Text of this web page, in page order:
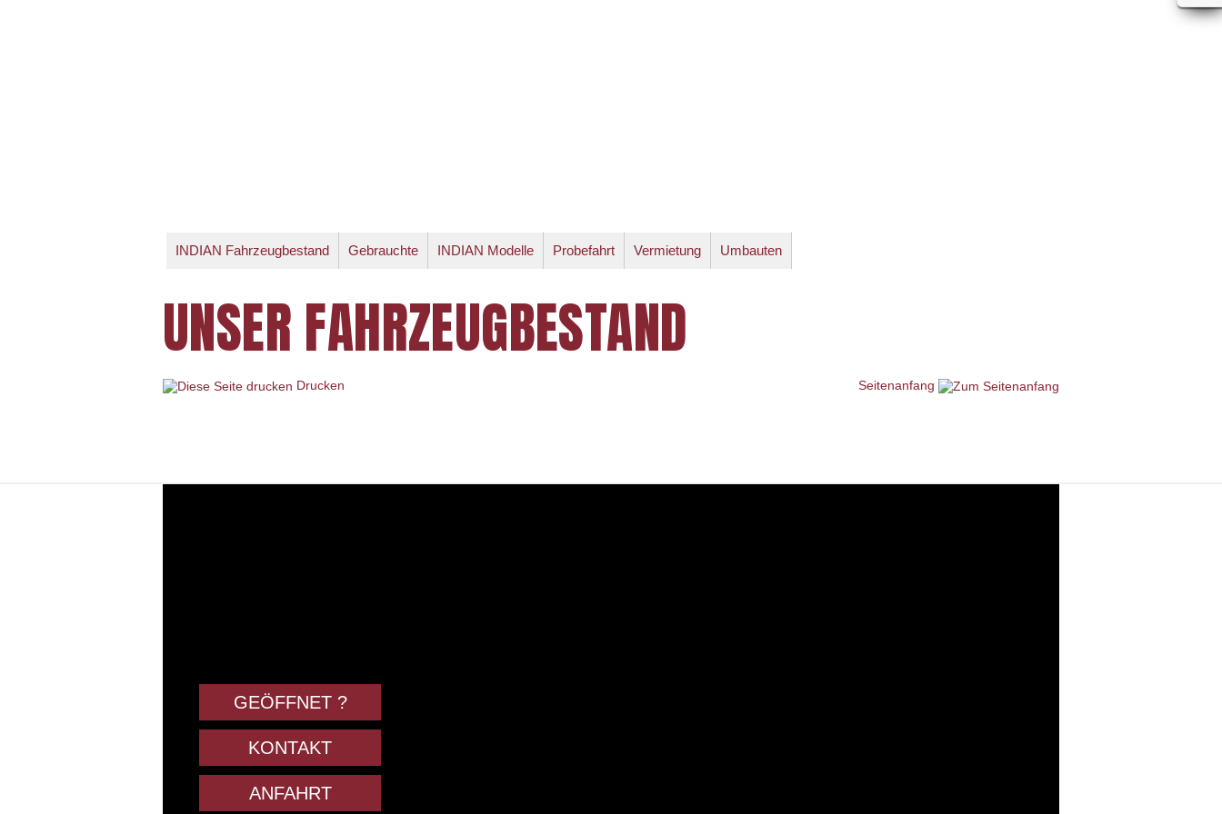
INDIAN Fahrzeugbestand Gebrauchte INDIAN Modelle Probefahrt Vermietung Umbauten
UNSER FAHRZEUGBESTAND
Drucken Seitenanfang
GEÖFFNET ?
KONTAKT
ANFAHRT